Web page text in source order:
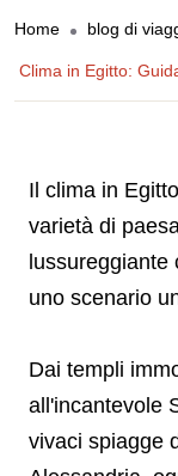
Home blog di
Clima in Egitto:
Il clima in
varietà di
uno scenario
Dai templi
all'incantevole
vivaci spiagge